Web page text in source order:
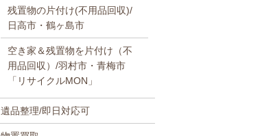
残置物の片付け(不用品回収)/
日高市・鶴ヶ島市
空き家＆残置物を片付け（不
用品回収）/羽村市・青梅市
「リサイクルMON」
遺品整理/即日対応可